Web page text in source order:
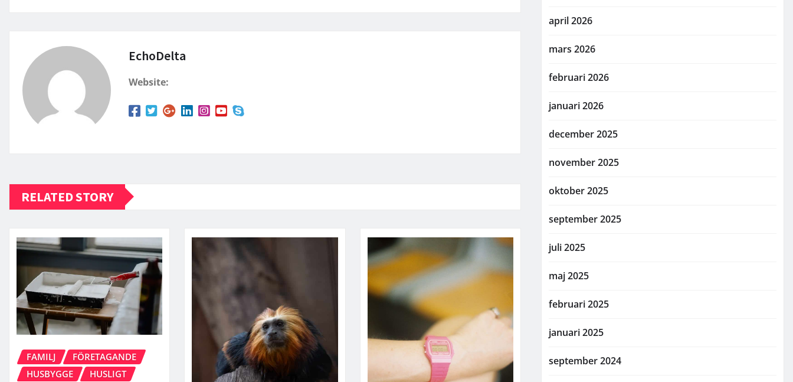
EchoDelta
Website:
RELATED STORY
FAMILJ
FÖRETAGANDE
HUSBYGGE
HUSLIGT
april 2026
mars 2026
februari 2026
januari 2026
december 2025
november 2025
oktober 2025
september 2025
juli 2025
maj 2025
februari 2025
januari 2025
september 2024